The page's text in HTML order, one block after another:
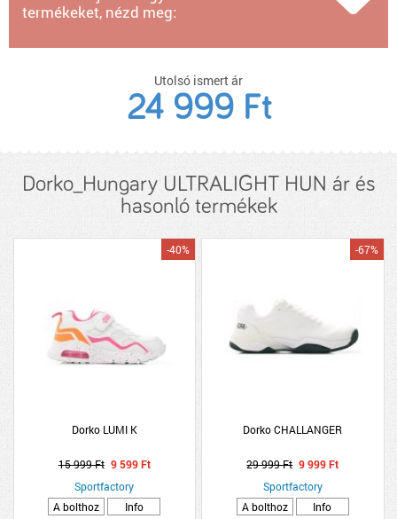
termékeket, nézd meg:
Utolsó ismert ár
24 999 Ft
Dorko_Hungary ULTRALIGHT HUN ár és
hasonló termékek
Dorko LUMI K
-40%
15 999 Ft 9 599 Ft
Sportfactory
A bolthoz
Info
Dorko CHALLANGER
-67%
29 999 Ft 9 999 Ft
Sportfactory
A bolthoz
Info